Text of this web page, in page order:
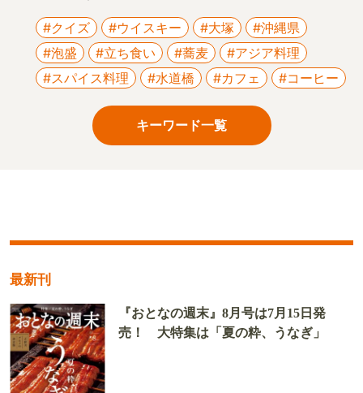
#クイズ #ウイスキー #大塚
#沖縄県
#泡盛
#立ち食い #蕎麦
#アジア料理
#スパイス料理
#水道橋 #カフェ #コーヒー
キーワード一覧
最新刊
『おとなの週末』8月号は7月15日発
売！ 大特集は「夏の粋、うなぎ」